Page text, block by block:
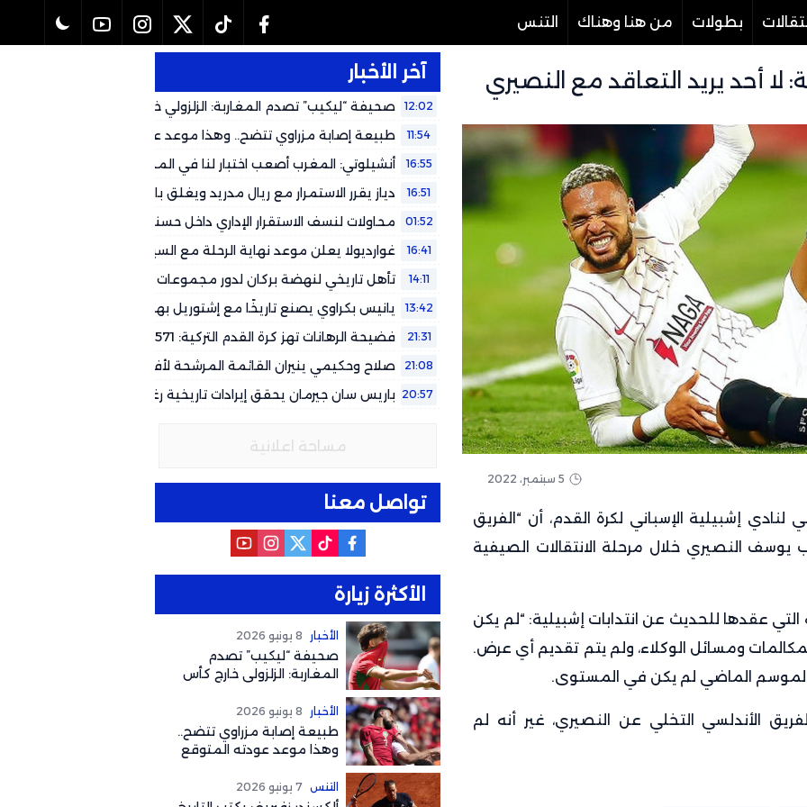
بطولات من هنا وهناك التنس
لا أحد يريد التعاقد مع النصيري
5 سبتمبر، 2022
لنادي إشبيلية الإسباني لكرة القدم، أن “الفريق
يوسف النصيري خلال مرحلة الانتقالات الصيفية
عقدها للحديث عن انتدابات إشبيلية: “لم يكن
ومسائل الوكلاء، ولم يتم تقديم أي عرض.
الموسم الماضي لم يكن في المستوى.
الأندلسي التخلي عن النصيري، غير أنه لم
آخر الأخبار
12:02
صحيفة “ليكيب” تصدم المغاربة: الزلزولي خارج كأس العالم رسمياً
لهذا التوقيت
11:54 طبيعة إصابة مزراوي تتضح.. وهذا موعد عودته المتوقع لكأس العالم
16:55 أنشيلوتي: المغرب أصعب اختبار لنا في المجموعة وشباكه حصينة
16:51 دياز يقرر الاستمرار مع ريال مدريد ويغلق باب العودة إلى الكالتشيو
01:52
محاولات لنسف الاستقرار الإداري داخل حسنية أكادير.. جهات سياسية
وتستعمل بعض الجماهير لتصفية الحسابات
16:41 غوارديولا يعلن موعد نهاية الرحلة مع السيتي
14:11
تأهل تاريخي لنهضة بركان لدور مجموعات الأبطال الأفريقي على
طرابلس
13:42 يانيس بكراوي يصنع تاريخًا مع إشتوريل بهاتريك في شباك ريو آفي
21:31 فضيحة الرهانات تهز كرة القدم التركية: 571 حكماً تحت التحقيق
21:08 صلاح وحكيمي ينيران القائمة المرشحة لأفضل فريق في العالم
20:57 باريس سان جيرمان يحقق إيرادات تاريخية رغم التحديات المالية
مساحة اعلانية
تواصل معنا
الأكثرة زيارة
الأخبار 8 يونيو 2026
صحيفة “ليكيب” تصدم
المغاربة: الزلزولي خارج كأس
لهذا التوقيت
الأخبار 8 يونيو 2026
طبيعة إصابة مزراوي تتضح..
وهذا موعد عودته المتوقع
التنس 7 يونيو 2026